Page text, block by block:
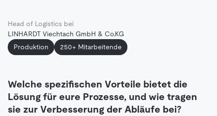
Head of Logistics bei
LINHARDT Viechtach GmbH & Co.KG
Produktion
250+ Mitarbeitende
Welche spezifischen Vorteile bietet die
Lösung für eure Prozesse, und wie tragen
sie zur Verbesserung der Abläufe bei?